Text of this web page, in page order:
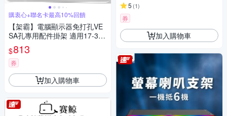
購衷心+聯名卡最高10%回饋
【架霸】電腦顯示器免打孔VE
SA孔專用配件掛架 適用17-32
吋
$813
券
加入購物車
5 (1)
券
加入購物車